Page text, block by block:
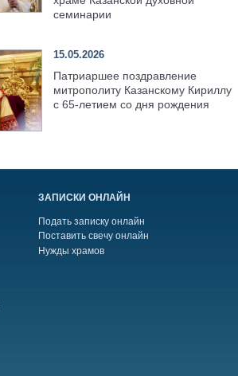
семинарии
15.05.2026
Патриаршее поздравление
митрополиту Казанскому Кириллу
с 65-летием со дня рождения
ЗАПИСКИ ОНЛАЙН
Подать записку онлайн
Поставить свечу онлайн
Нужды храмов